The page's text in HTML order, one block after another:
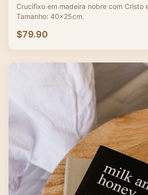
Crucifixo em madeira nobre com Cristo
Tamanho: 40x25cm.
$79.90